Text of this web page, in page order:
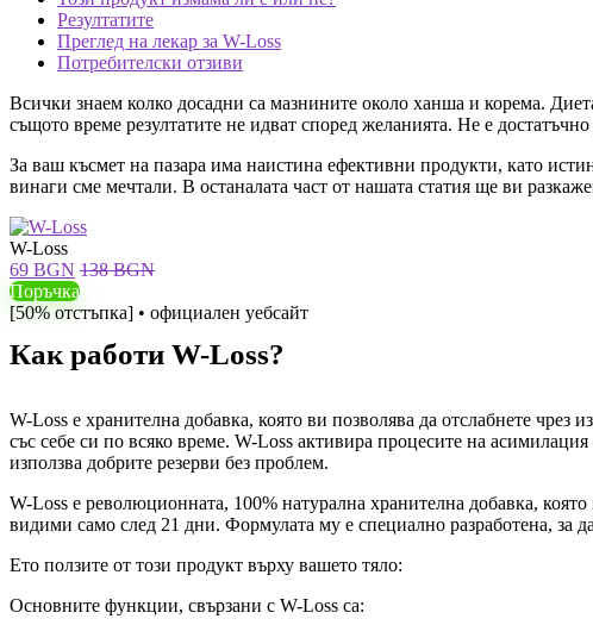
Резултатите
Преглед на лекар за W-Loss
Потребителски отзиви
Всички знаем колко досадни са мазнините около ханша и корема.
същото време резултатите не идват според желанията. Не е
За ваш късмет на пазара има наистина ефективни продукти, като
винаги сме мечтали. В останалата част от нашата статия ще ви
W-Loss
69 BGN 138 BGN
Поръчка
[50% отстъпка] • официален уебсайт
Как работи W-Loss?
W-Loss е хранителна добавка, която ви позволява да отслабнете
със себе си по всяко време. W-Loss активира процесите на
използва добрите резерви без проблем.
W-Loss е революционната, 100% натурална хранителна добавка,
видими само след 21 дни. Формулата му е специално разработена, за
Ето ползите от този продукт върху вашето тяло:
Основните функции, свързани с W-Loss са: